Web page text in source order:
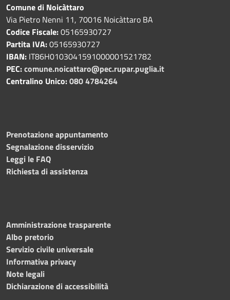
Comune di Noicàttaro
Via Pietro Nenni 11, 70016 Noicàttaro BA
Codice Fiscale:05165930727
Partita IVA:05165930727
IBAN: IT86H0103041591000001521782
PEC:comune.noicattaro@pec.rupar.puglia.it
Centralino Unico:080 4784264
Prenotazione appuntamento
Segnalazione disservizio
Leggi le FAQ
Richiesta di assistenza
Amministrazione trasparente
Albo pretorio
Servizio civile universale
Informativa privacy
Note legali
Dichiarazione di accessibilità